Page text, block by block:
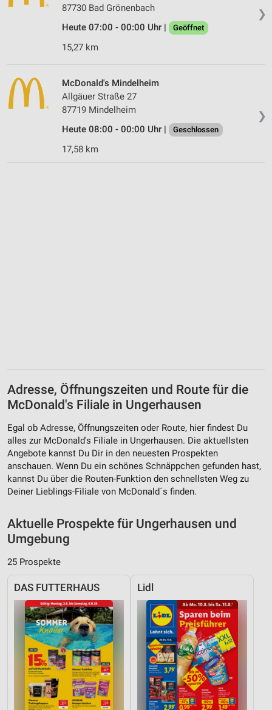
❯
87730 Bad Grönenbach
Heute 07:00 - 00:00 Uhr |
Geöffnet
15,27 km
❯
McDonald's Mindelheim
Allgäuer Straße 27
87719 Mindelheim
Heute 08:00 - 00:00 Uhr |
Geschlossen
17,58 km
Adresse, Öffnungszeiten und Route für die
McDonald's Filiale in Ungerhausen
Egal ob Adresse, Öffnungszeiten oder Route, hier findest Du
alles zur McDonald's Filiale in Ungerhausen. Die aktuellsten
Angebote kannst Du Dir in den neuesten Prospekten
anschauen. Wenn Du ein schönes Schnäppchen gefunden hast,
kannst Du über die Routen-Funktion den schnellsten Weg zu
Deiner Lieblings-Filiale von McDonald´s finden.
Aktuelle Prospekte für Ungerhausen und
Umgebung
25 Prospekte
DAS FUTTERHAUS Lidl